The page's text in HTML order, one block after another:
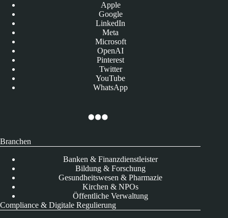
Apple
Google
LinkedIn
Meta
Microsoft
OpenAI
Pinterest
Twitter
YouTube
WhatsApp
Branchen
Banken & Finanzdienstleister
Bildung & Forschung
Gesundheitswesen & Pharmazie
Kirchen & NPOs
Öffentliche Verwaltung
Compliance & Digitale Regulierung